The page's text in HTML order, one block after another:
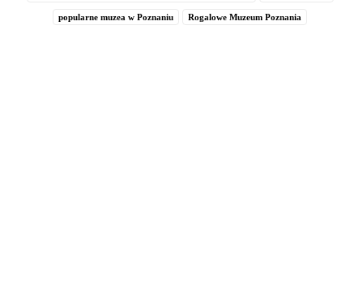
popularne muzea w Poznaniu Rogalowe Muzeum Poznania